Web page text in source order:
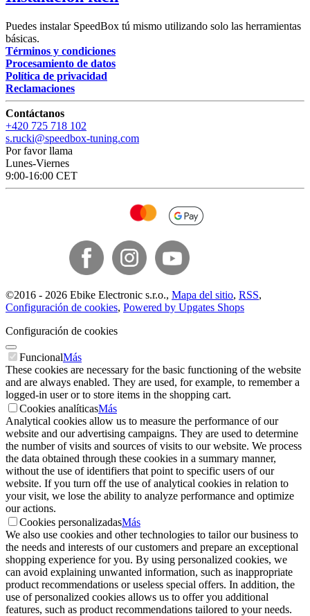
Puedes instalar SpeedBox tú mismo utilizando solo las herramientas
básicas.
Términos y condiciones
Procesamiento de datos
Política de privacidad
Reclamaciones
Contáctanos
+420 725 718 102
s.rucki@speedbox-tuning.com
Por favor llama
Lunes-Viernes
9:00-16:00 CET
©2016 - 2026 Ebike Electronic s.r.o., Mapa del sitio, RSS,
Configuración de cookies, Powered by Upgates Shops
Configuración de cookies
FuncionalMás
These cookies are necessary for the basic functioning of the website
and are always enabled. They are used, for example, to remember a
logged-in user or to store items in the shopping cart.
Cookies analíticasMás
Analytical cookies allow us to measure the performance of our
website and our advertising campaigns. They are used to determine
the number of visits and sources of visits to our website. We process
the data obtained through these cookies in a summary manner,
without the use of identifiers that point to specific users of our
website. If you turn off the use of analytical cookies in relation to
your visit, we lose the ability to analyze performance and optimize
our actions.
Cookies personalizadasMás
We also use cookies and other technologies to tailor our business to
the needs and interests of our customers and prepare an exceptional
shopping experience for you. By using personalized cookies, we
can avoid explaining unwanted information, such as inappropriate
product recommendations or useless special offers. In addition, the
use of personalized cookies allows us to offer you additional
features, such as product recommendations tailored to your needs.